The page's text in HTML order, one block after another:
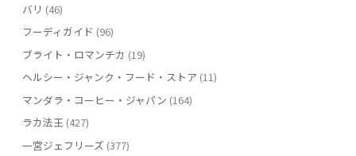
バリ (46)
フーディガイド (96)
ブライト・ロマンチカ (19)
ヘルシー・ジャンク・フード・ストア (11)
マンダラ・コーヒー・ジャパン (164)
ラカ法王(427)
一宮ジェフリーズ (377)